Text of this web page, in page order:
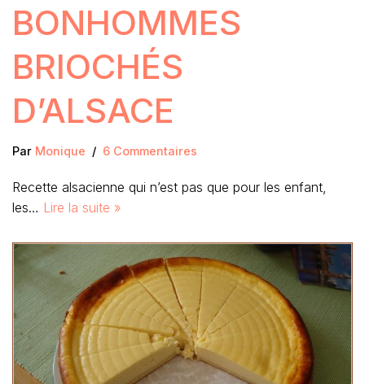
BONHOMMES
BRIOCHÉS
D’ALSACE
Par Monique 6 Commentaires
Recette alsacienne qui n’est pas que pour les enfant,
les… Lire la suite »